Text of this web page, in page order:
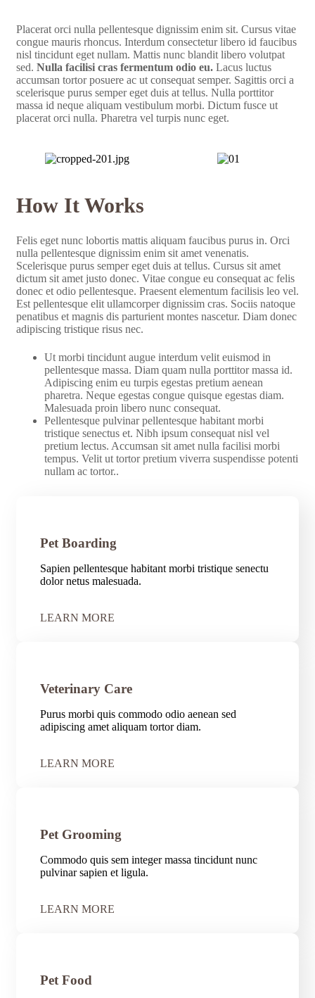
Placerat orci nulla pellentesque dignissim enim sit. Cursus vitae
congue mauris rhoncus. Interdum consectetur libero id faucibus
nisl tincidunt eget nullam. Mattis nunc blandit libero volutpat
sed. Nulla facilisi cras fermentum odio eu. Lacus luctus
accumsan tortor posuere ac ut consequat semper. Sagittis orci a
scelerisque purus semper eget duis at tellus. Nulla porttitor
massa id neque aliquam vestibulum morbi. Dictum fusce ut
placerat orci nulla. Pharetra vel turpis nunc eget.
How It Works
Felis eget nunc lobortis mattis aliquam faucibus purus in. Orci
nulla pellentesque dignissim enim sit amet venenatis.
Scelerisque purus semper eget duis at tellus. Cursus sit amet
dictum sit amet justo donec. Vitae congue eu consequat ac felis
donec et odio pellentesque. Praesent elementum facilisis leo vel.
Est pellentesque elit ullamcorper dignissim cras. Sociis natoque
penatibus et magnis dis parturient montes nascetur. Diam donec
adipiscing tristique risus nec.
Ut morbi tincidunt augue interdum velit euismod in
pellentesque massa. Diam quam nulla porttitor massa id.
Adipiscing enim eu turpis egestas pretium aenean
pharetra. Neque egestas congue quisque egestas diam.
Malesuada proin libero nunc consequat.
Pellentesque pulvinar pellentesque habitant morbi
tristique senectus et. Nibh ipsum consequat nisl vel
pretium lectus. Accumsan sit amet nulla facilisi morbi
tempus. Velit ut tortor pretium viverra suspendisse potenti
nullam ac tortor..
Pet Boarding
Sapien pellentesque habitant morbi tristique senectu
dolor netus malesuada.
LEARN MORE
Veterinary Care
Purus morbi quis commodo odio aenean sed
adipiscing amet aliquam tortor diam.
LEARN MORE
Pet Grooming
Commodo quis sem integer massa tincidunt nunc
pulvinar sapien et ligula.
LEARN MORE
Pet Food